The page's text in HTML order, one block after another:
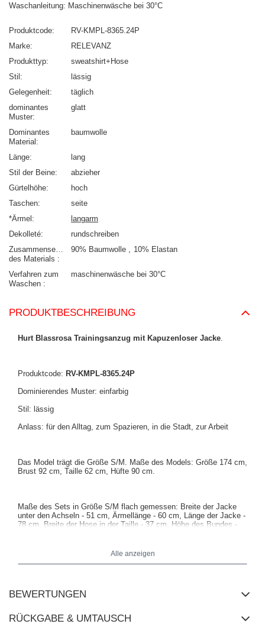
Waschanleitung: Maschinenwäsche bei 30°C
Produktcode
RV-KMPL-8365.24P
Marke
RELEVANZ
Produkttyp
sweatshirt+Hose
Stil
lässig
Gelegenheit
täglich
dominantes
Muster
glatt
Dominantes
Material
baumwolle
Länge
lang
Stil der Beine
abzieher
Gürtelhöhe
hoch
Taschen
seite
*Ärmel
langarm
Dekolleté
rundschreiben
Zusammensetzung
des Materials
90% Baumwolle 10% Elastan
Verfahren zum
Waschen
maschinenwäsche bei 30°C
PRODUKTBESCHREIBUNG
Hurt Blassrosa Trainingsanzug mit Kapuzenloser Jacke
Produktcode: RV-KMPL-8365.24P
Dominierendes Muster: einfarbig
Stil: lässig
Anlass: für den Alltag, zum Spazieren, in die Stadt, zur Arbeit
Das Model trägt die Größe S/M. Maße des Models: Größe 174 cm,
Brust 92 cm, Taille 62 cm, Hüfte 90 cm.
Maße des Sets in Größe S/M flach gemessen: Breite der Jacke
unter den Achseln - 51 cm, Ärmellänge - 60 cm, Länge der Jacke -
78 cm, Breite der Hose in der Taille - 37 cm, Höhe des Bundes -
Alle anzeigen
BEWERTUNGEN
RÜCKGABE & UMTAUSCH